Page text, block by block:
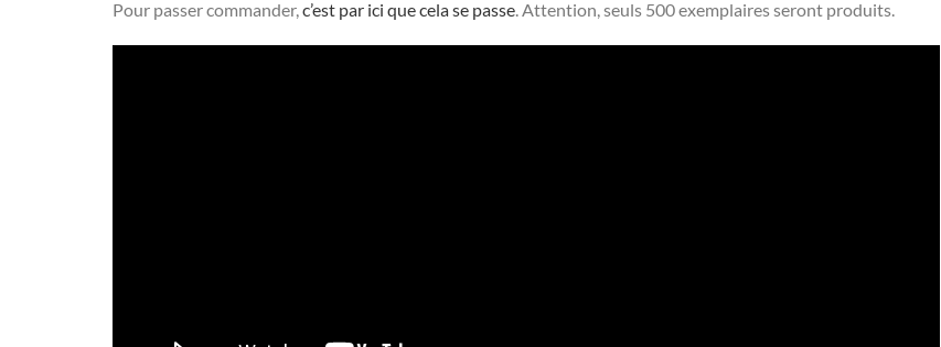
Pour passer commander,c’est par ici que cela se passe. Attention, seuls 500 exemplaires seront produits.